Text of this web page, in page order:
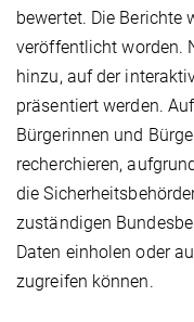
bewertet. Die Berichte
veröffentlicht worden.
hinzu, auf der
präsentiert werden.
Bürgerinnen und
recherchieren,
die
zuständigen
Daten einholen oder
zugreifen können.